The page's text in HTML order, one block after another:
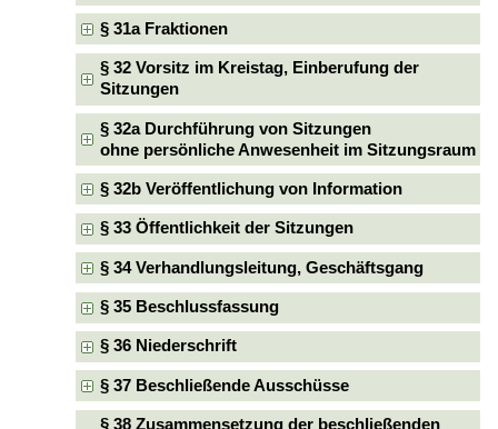
§ 31a Fraktionen
§ 32 Vorsitz im Kreistag, Einberufung der
Sitzungen
§ 32a Durchführung von Sitzungen
ohne persönliche Anwesenheit im Sitzungsraum
§ 32b Veröffentlichung von Information
§ 33 Öffentlichkeit der Sitzungen
§ 34 Verhandlungsleitung, Geschäftsgang
§ 35 Beschlussfassung
§ 36 Niederschrift
§ 37 Beschließende Ausschüsse
§ 38 Zusammensetzung der beschließenden